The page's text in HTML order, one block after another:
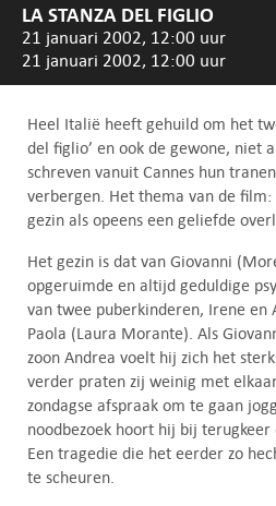
LA STANZA DEL FIGLIO
21 januari 2002, 12:00 uur
21 januari 2002, 12:00 uur
Heel Italië heeft gehuild om het
del figlio’ en ook de gewone, niet
schreven vanuit Cannes hun
verbergen. Het thema van de
gezin als opeens een geliefde
Het gezin is dat van Giovanni
opgeruimde en altijd geduldige
van twee puberkinderen, Irene en
Paola (Laura Morante). Als
zoon Andrea voelt hij zich het
verder praten zij weinig met
zondagse afspraak om te gaan
noodbezoek hoort hij bij
Een tragedie die het eerder zo
te scheuren.